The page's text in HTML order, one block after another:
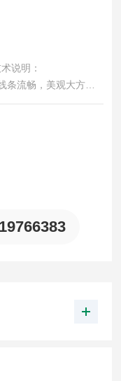
说明：
条流畅，美观大方
拉丝板，外箱材质为